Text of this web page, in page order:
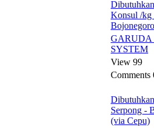
Konsul /kg
GARUDA
SYSTEM
View 99
Comments
Serpong -
(via Cepu)